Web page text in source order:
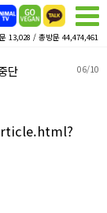
13,028 / 총방문 44,474,461
단
06/10